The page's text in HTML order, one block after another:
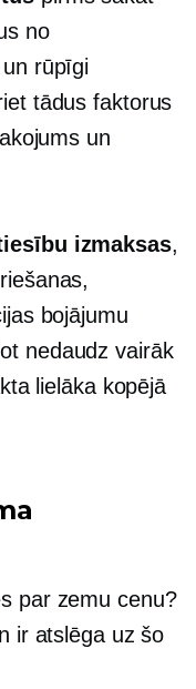
no
rūpīgi
tādus faktorus
un
izmaksas,
bojājumu
nedaudz vairāk
lielāka kopējā
par zemu cenu?
ir atslēga uz šo